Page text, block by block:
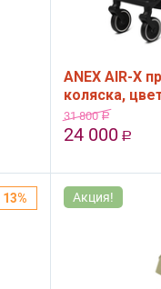
ANEX AIR-X
коляска,
31 800 Р
24 000 Р
13% Акция!